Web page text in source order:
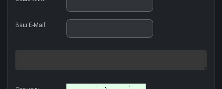
Ваш E-Mail: